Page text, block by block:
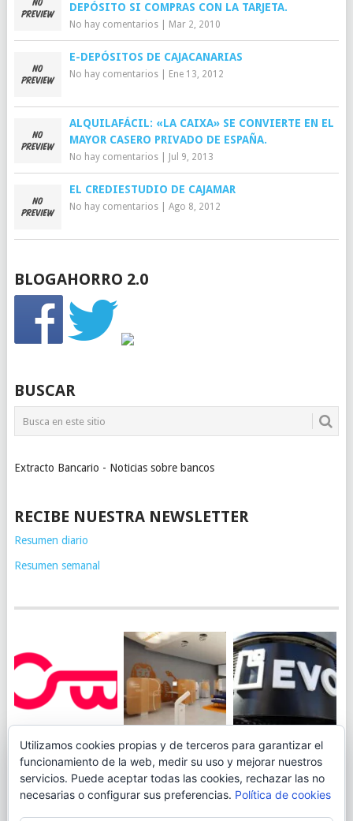
DEPÓSITO SI COMPRAS CON LA TARJETA.
No hay comentarios| Mar 2, 2010
E-DEPÓSITOS DE CAJACANARIAS
No hay comentarios| Ene 13, 2012
ALQUILAFÁCIL: «LA CAIXA» SE CONVIERTE EN EL
MAYOR CASERO PRIVADO DE ESPAÑA.
No hay comentarios| Jul 9, 2013
EL CREDIESTUDIO DE CAJAMAR
No hay comentarios| Ago 8, 2012
BLOGAHORRO 2.0
BUSCAR
Extracto Bancario - Noticias sobre bancos
RECIBE NUESTRA NEWSLETTER
Resumen diario
Resumen semanal
JUEGA AL
CANICÓDROMO
DIGITAL DE
OPENBANK
ING TOCA SUELO EN
LA RENTABILIDAD
DE SU CUENTA
NARANJA: 0,01% TAE
EVO BANK
PERMITIRÁ
INGRESAR DINERO
DESDE LAS OFICINAS
Utilizamos cookies propias y de terceros para garantizar el
funcionamiento de la web, medir su uso y mejorar nuestros
servicios. Puede aceptar todas las cookies, rechazar las no
necesarias o configurar sus preferencias. Política de cookies